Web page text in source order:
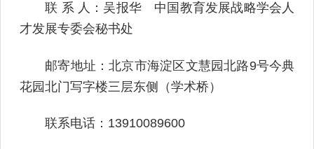
联 系 人：吴报华 中国教育发展战略学会人
才发展专委会秘书处
邮寄地址：北京市海淀区文慧园北路9号今典
花园北门写字楼三层东侧（学术桥）
联系电话：13910089600